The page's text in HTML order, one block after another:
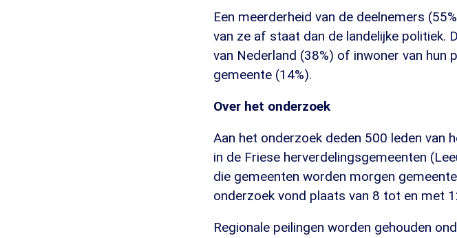
Een meerderheid van de deelnemers
van ze af staat dan de landelijke politiek.
van Nederland (38%) of inwoner van hun
gemeente (14%).
Over het onderzoek
Aan het onderzoek deden 500 leden van
in de Friese herverdelingsgemeenten
die gemeenten worden morgen
onderzoek vond plaats van 8 tot en met
Regionale peilingen worden gehouden